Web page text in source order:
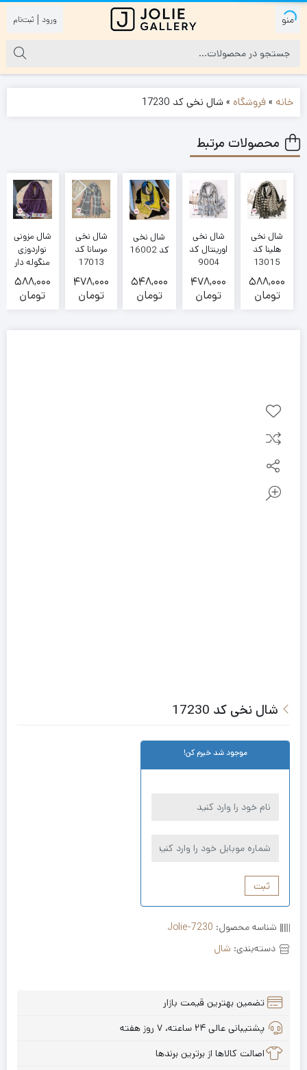
|
خانه »فروشگاه »شال نخی کد 17230
محصولات مرتبط
شال نخی
هلینا کد
13015
588,000
تومان
شال نخی
اورینتال کد
9004
478,000
تومان
شال نخی
کد 16002
548,000
تومان
شال نخی
مرسانا کد
17013
478,000
تومان
شال مزونی
نواردوزی
منگوله دار
(2112-
2113-
2115)
588,000
تومان
شال نخی کد 17230
موجود شد خبرم کن!
ثبت
شناسه محصول: Jolie-7230
دسته‌بندی: شال
تضمین بهترین قیمت بازار
پشتیبانی عالی ۲۴ ساعته، ۷ روز هفته
اصالت کالاها از برترین برندها